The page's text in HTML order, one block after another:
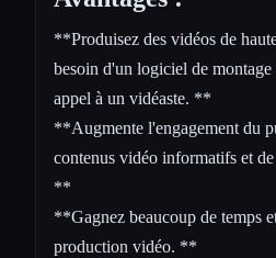
**Produisez des vidéos de
besoin d'un logiciel de
appel à un vidéaste. **
**Augmente l'engagement du
contenus vidéo informatifs et
**
**Gagnez beaucoup de temps
production vidéo. **